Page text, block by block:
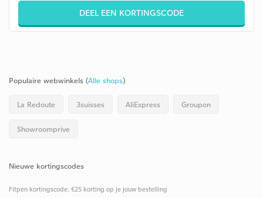
DEEL EEN KORTINGSCODE
Populaire webwinkels (Alle shops)
La Redoute 3suisses AliExpress Groupon
Showroomprive
Nieuwe kortingscodes
Fitpen kortingscode: €25 korting op je jouw bestelling